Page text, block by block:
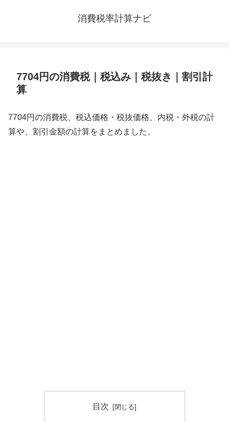
消費税率計算ナビ
7704円の消費税｜税込み｜税抜き｜割引計
算
7704円の消費税、税込価格・税抜価格、内税・外税の計
算や、割引金額の計算をまとめました。
目次